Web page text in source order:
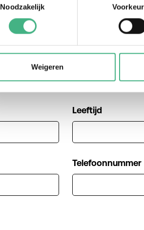
Noodzakelijk
Weigeren
Achternaam
Leeftijd
Telefoonnummer